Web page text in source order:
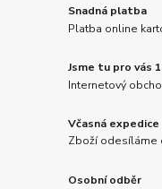
Snadná platba
Platba online
Jsme tu pro vás
Internetový
Včasná expedice
Zboží odesíláme
Osobní odběr